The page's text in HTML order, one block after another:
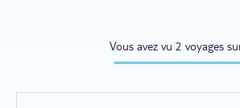
Vous avez vu 2 voyages